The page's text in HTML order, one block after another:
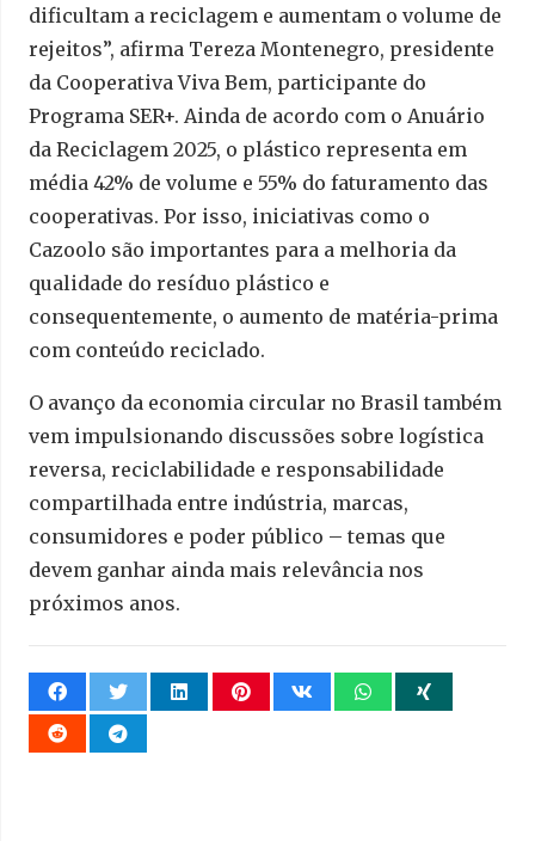
dificultam a reciclagem e aumentam o volume de
rejeitos”, afirma Tereza Montenegro, presidente
da Cooperativa Viva Bem, participante do
Programa SER+. Ainda de acordo com o Anuário
da Reciclagem 2025, o plástico representa em
média 42% de volume e 55% do faturamento das
cooperativas. Por isso, iniciativas como o
Cazoolo são importantes para a melhoria da
qualidade do resíduo plástico e
consequentemente, o aumento de matéria-prima
com conteúdo reciclado.
O avanço da economia circular no Brasil também
vem impulsionando discussões sobre logística
reversa, reciclabilidade e responsabilidade
compartilhada entre indústria, marcas,
consumidores e poder público – temas que
devem ganhar ainda mais relevância nos
próximos anos.